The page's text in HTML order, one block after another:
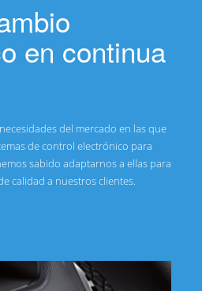
en continua
del mercado en las que
de control electrónico para
sabido adaptarnos a ellas para
calidad a nuestros clientes.